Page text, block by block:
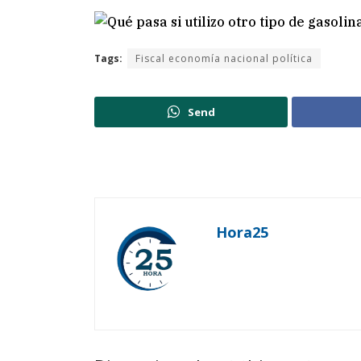
Tags: Fiscal economía nacional política
Send
Hora25